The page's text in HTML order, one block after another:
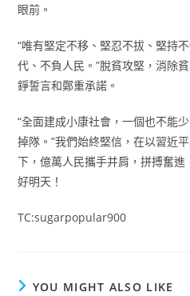
眼前。
“唯有堅定不移、堅忍不拔、堅持
代、不負人民。”脫貧攻堅，消除
錚誓言和鄭重承諾。
“全面建成小康社會，一個也不能
掉隊。”我們始終堅信，在以習近
下，億萬人民攜手并肩，拼搏奮
好明天！
TC:sugarpopular900
YOU MIGHT ALSO LIKE